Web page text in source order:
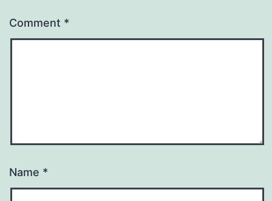
Comment *
Name *